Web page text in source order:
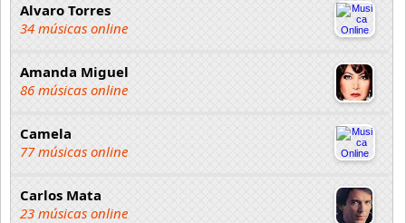
Alvaro Torres
34 músicas online
Amanda Miguel
86 músicas online
Camela
77 músicas online
Carlos Mata
23 músicas online